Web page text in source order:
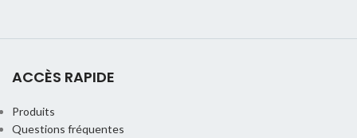
ACCÈS RAPIDE
Produits
Questions fréquentes